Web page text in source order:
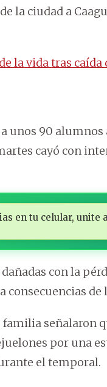
la ciudad a
la vida tras caída
unos 90
cayó con
en tu celular, unite
dañadas con la
consecuencias de
familia
por una
el temporal.